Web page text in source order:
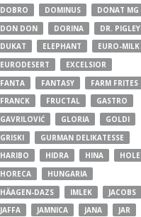
DOBRO
DOMINUS
DONAT MG
DON DON
DORINA
DR. PIGLEY
DUKAT
ELEPHANT
EURO-MILK
EURODESERT
EXCELSIOR
FANTA
FANTASY
FARM FRITES
FRANCK
FRUCTAL
GASTRO
GAVRILOVIĆ
GLORIA
GOLDI
GRISKI
GURMAN DELIKATESSE
HARIBO
HIDRA HINA
HOLE
HORECA
HUNGARIA
HÄAGEN-DAZS
IMLEK
JACOBS
JAFFA
JAMNICA JANA
JAR